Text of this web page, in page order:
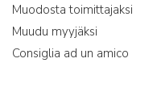
Muodosta toimittajaksi
Muudu myyjäksi
Consiglia ad un amico